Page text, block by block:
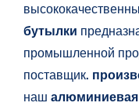
бутылки
промышленной
поставщик.
наш